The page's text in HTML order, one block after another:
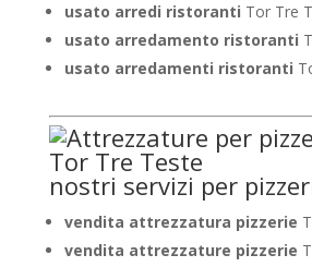
usato arredi ristoranti Tor Tre
usato arredamento ristoranti
usato arredamenti ristoranti
nostri servizi per
vendita attrezzatura pizzerie
vendita attrezzature pizzerie